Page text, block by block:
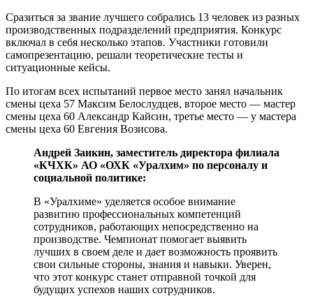
Сразиться за звание лучшего собрались 13 человек из разных
производственных подразделений предприятия. Конкурс
включал в себя несколько этапов. Участники готовили
самопрезентацию, решали теоретические тесты и
ситуационные кейсы.
По итогам всех испытаний первое место занял начальник
смены цеха 57 Максим Белослудцев, второе место — мастер
смены цеха 60 Александр Кайсин, третье место — у мастера
смены цеха 60 Евгения Возисова.
Андрей Заикин, заместитель директора филиала
«КЧХК» АО «ОХК «Уралхим» по персоналу и
социальной политике:
В «Уралхиме» уделяется особое внимание
развитию профессиональных компетенций
сотрудников, работающих непосредственно на
производстве. Чемпионат помогает выявить
лучших в своем деле и дает возможность проявить
свои сильные стороны, знания и навыки. Уверен,
что этот конкурс станет отправной точкой для
будущих успехов наших сотрудников.